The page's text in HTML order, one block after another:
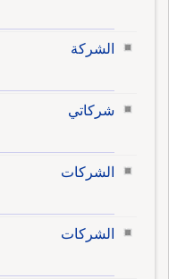
الشركة
شركاتي
الشركات
الشركات